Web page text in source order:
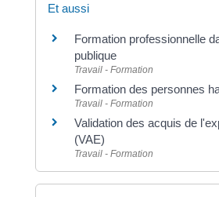
Et aussi
Formation professionnelle
publique
Travail - Formation
Formation des personnes
Travail - Formation
Validation des acquis de
(VAE)
Travail - Formation